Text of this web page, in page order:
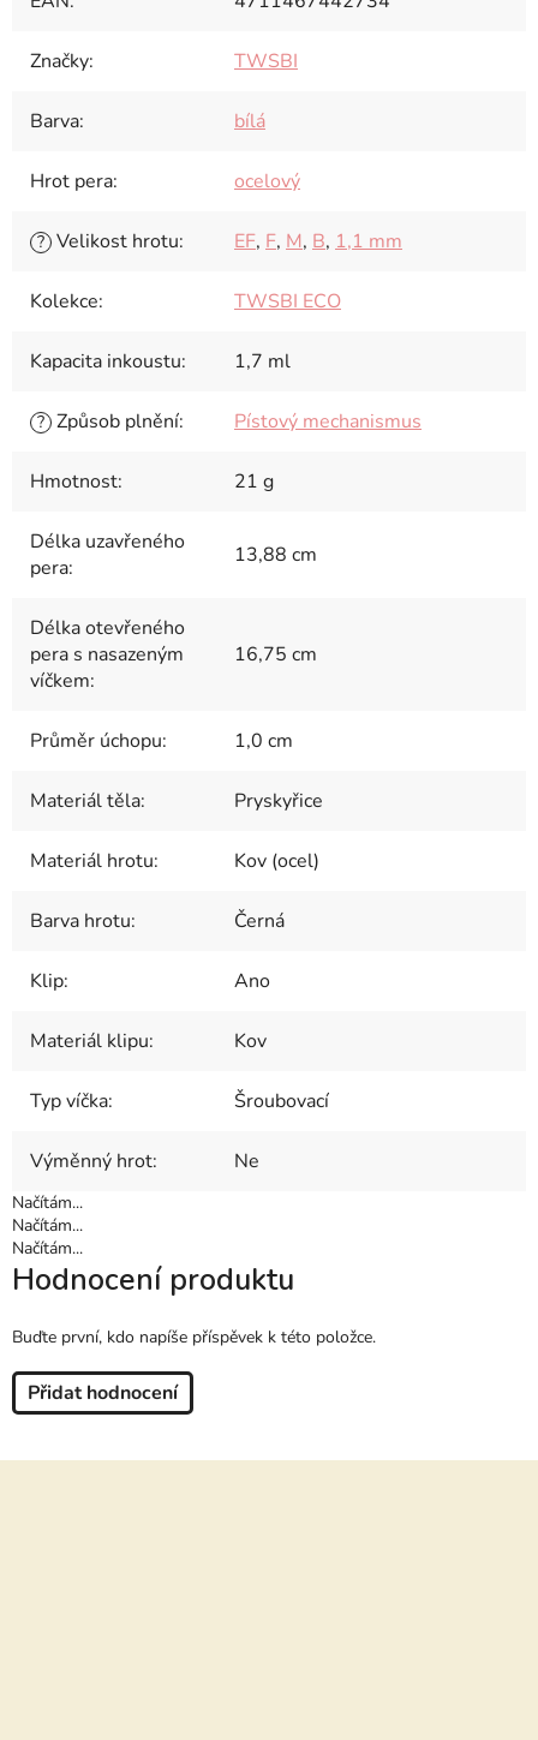
Značky: TWSBI
Barva: bílá
Hrot pera: ocelový
? Velikost hrotu: EF, F, M, B, 1,1 mm
Kolekce: TWSBI ECO
Kapacita inkoustu: 1,7 ml
? Způsob plnění: Pístový mechanismus
Hmotnost: 21 g
Délka uzavřeného
pera: 13,88 cm
Délka otevřeného
pera s nasazeným
víčkem:
16,75 cm
Průměr úchopu: 1,0 cm
Materiál těla: Pryskyřice
Materiál hrotu: Kov (ocel)
Barva hrotu: Černá
Klip: Ano
Materiál klipu: Kov
Typ víčka: Šroubovací
Výměnný hrot: Ne
Načítám...
Načítám...
Načítám...
Hodnocení produktu
Buďte první, kdo napíše příspěvek k této položce.
Přidat hodnocení